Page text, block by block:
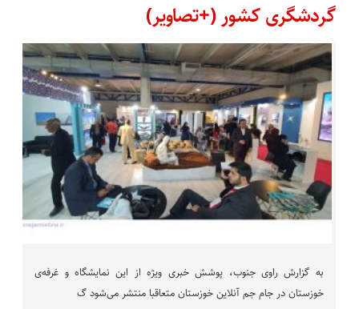
گردشگری کشور (+تصاویر)
به گزارش راوی جنوب، پوشش خبری ویژه از این نمایشگاه و غرفه‌ی
خوزستان در جام جم آنلاین خوزستان متعاقبا منتشر می‌شود گ